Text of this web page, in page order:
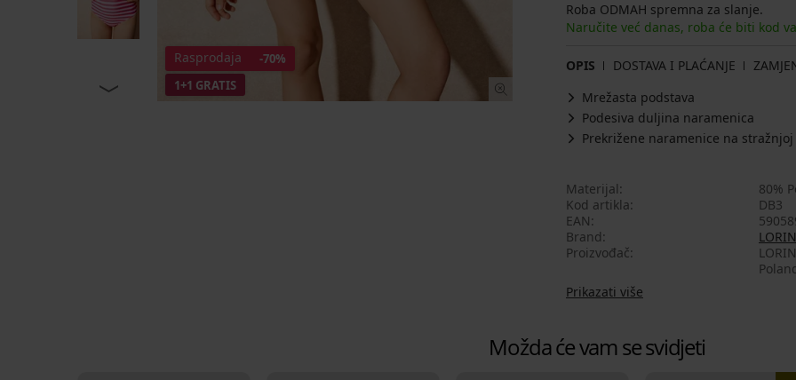
Rasprodaja
-70%
1+1 GRATIS
Roba ODMAH spremna za slanje.
Naručite već danas, roba će biti kod
OPIS DOSTAVA I PLAĆANJE
Mrežasta podstava
Podesiva duljina naramenica
Prekrižene naramenice na
Materijal
80%
Kod artikla
DB3
EAN
Brand
LORIN
Proizvođač
Prikazati više
Možda će vam se svidjeti